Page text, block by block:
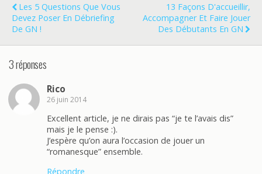
Les 5 Questions Que Vous
Devez Poser En Débriefing
De GN !
13 Façons D'accueillir,
Accompagner Et Faire Jouer
Des Débutants En GN
3 réponses
Rico
26 juin 2014
Excellent article, je ne dirais pas “je te l’avais dis”
mais je le pense :).
J’espère qu’on aura l’occasion de jouer un
“romanesque” ensemble.
Répondre